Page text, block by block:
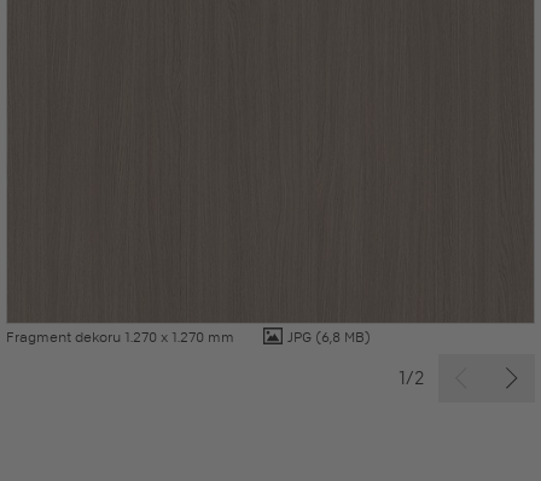
Fragment dekoru 1.270 x 1.270 mm JPG (6,8 MB)
1/2